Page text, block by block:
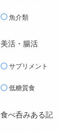
魚介類
美活・腸活
サプリメント
低糖質食
食べ呑みある記